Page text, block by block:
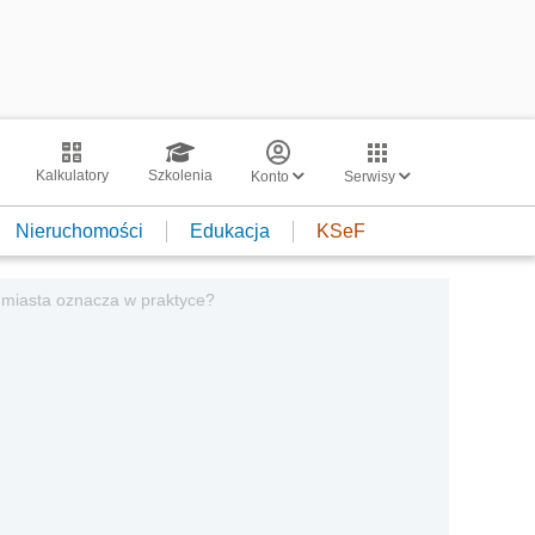
Kalkulatory Szkolenia Konto Serwisy
Nieruchomości Edukacja KSeF
oznacza w praktyce?